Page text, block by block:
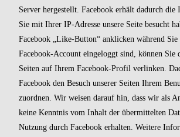
Server hergestellt. Facebook erhält dadurch die
Sie mit Ihrer IP-Adresse unsere Seite besucht
Facebook „Like-Button“ anklicken während
Facebook-Account eingeloggt sind, können Sie
Seiten auf Ihrem Facebook-Profil verlinken.
Facebook den Besuch unserer Seiten Ihrem
zuordnen. Wir weisen darauf hin, dass wir als
keine Kenntnis vom Inhalt der übermittelten
Nutzung durch Facebook erhalten. Weitere